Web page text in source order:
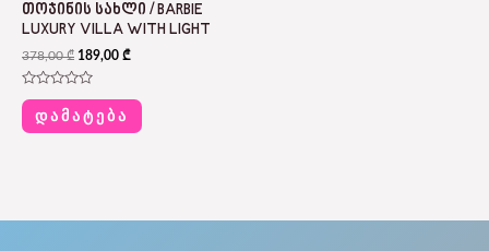
ᲗᲝᲯᲘᲜᲘᲡ ᲡᲐᲮᲚᲘ / BARBIE
LUXURY VILLA WITH LIGHT
378,00₾ 189,00 ₾
Rated
0
out
of
ᲓᲐᲛᲐᲢᲔᲑᲐ